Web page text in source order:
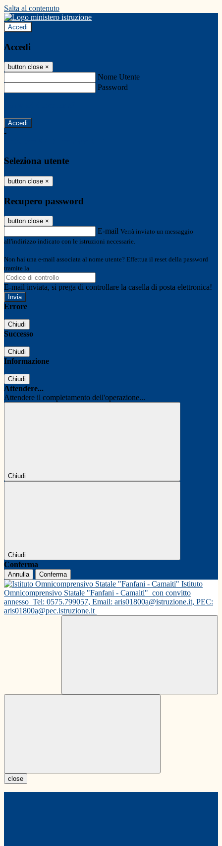
Salta al contenuto
Accedi
Accedi
button close ×
Nome Utente
Password
-
Seleziona utente
button close ×
Recupero password
button close ×
E-mail Verrà inviato un messaggio
all'indirizzo indicato con le istruzioni necessarie.
Non hai una e-mail associata al nome utente? Effettua il reset della password
tramite la
E-mail inviata, si prega di controllare la casella di posta elettronica!
Errore
Chiudi
Successo
Chiudi
Informazione
Chiudi
Attendere...
Attendere il completamento dell'operazione...
Chiudi
Chiudi
Conferma
Annulla Conferma
Istituto
Omnicomprensivo Statale "Fanfani - Camaiti" con convitto
annesso Tel: 0575.799057, Email: aris01800a@istruzione.it, PEC:
aris01800a@pec.istruzione.it
close